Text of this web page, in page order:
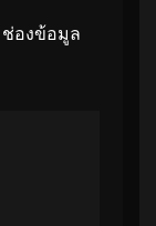
ช่องข้อมูล